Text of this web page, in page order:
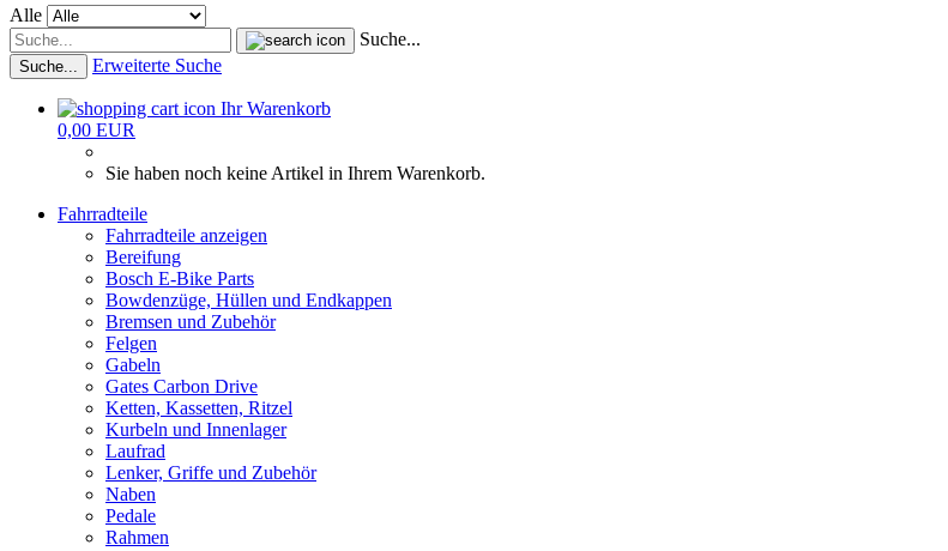
Alle
Suche...
Suche... Erweiterte Suche
Ihr Warenkorb
0,00 EUR
Sie haben noch keine Artikel in Ihrem Warenkorb.
Fahrradteile
Fahrradteile anzeigen
Bereifung
Bosch E-Bike Parts
Bowdenzüge, Hüllen und Endkappen
Bremsen und Zubehör
Felgen
Gabeln
Gates Carbon Drive
Ketten, Kassetten, Ritzel
Kurbeln und Innenlager
Laufrad
Lenker, Griffe und Zubehör
Naben
Pedale
Rahmen